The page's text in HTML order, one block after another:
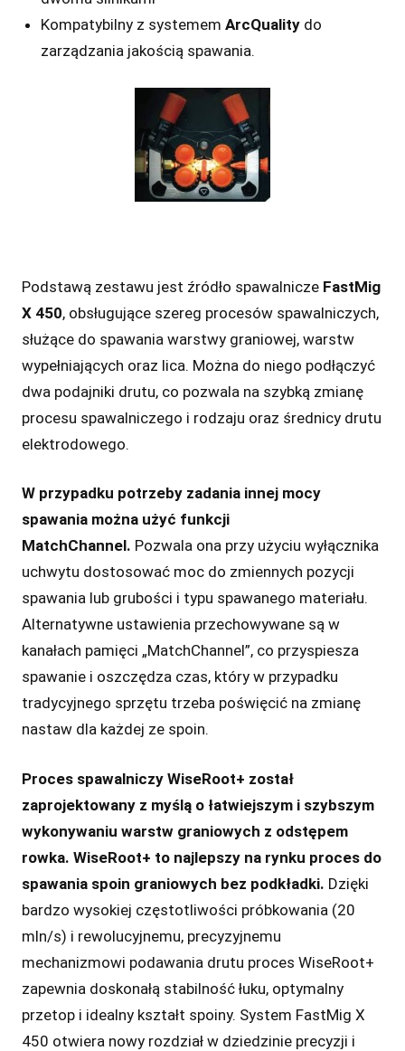
Kompatybilny z systememArcQuality do
zarządzania jakością spawania.
Podstawą zestawu jest źródło spawalnicze FastMig
X 450, obsługujące szereg procesów spawalniczych,
służące do spawania warstwy graniowej, warstw
wypełniających oraz lica. Można do niego podłączyć
dwa podajniki drutu, co pozwala na szybką zmianę
procesu spawalniczego i rodzaju oraz średnicy drutu
elektrodowego.
W przypadku potrzeby zadania innej mocy
spawania można użyć funkcji
MatchChannel. Pozwala ona przy użyciu wyłącznika
uchwytu dostosować moc do zmiennych pozycji
spawania lub grubości i typu spawanego materiału.
Alternatywne ustawienia przechowywane są w
kanałach pamięci „MatchChannel”, co przyspiesza
spawanie i oszczędza czas, który w przypadku
tradycyjnego sprzętu trzeba poświęcić na zmianę
nastaw dla każdej ze spoin.
Proces spawalniczy WiseRoot+ został
zaprojektowany z myślą o łatwiejszym i szybszym
wykonywaniu warstw graniowych z odstępem
rowka. WiseRoot+ to najlepszy na rynku proces do
spawania spoin graniowych bez podkładki. Dzięki
bardzo wysokiej częstotliwości próbkowania (20
mln/s) i rewolucyjnemu, precyzyjnemu
mechanizmowi podawania drutu proces WiseRoot+
zapewnia doskonałą stabilność łuku, optymalny
przetop i idealny kształt spoiny. System FastMig X
450 otwiera nowy rozdział w dziedzinie precyzji i